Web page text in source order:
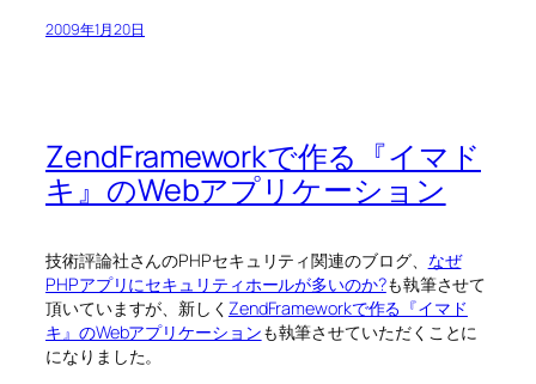
2009年1月20日
ZendFrameworkで作る『イマド
キ』のWebアプリケーション
技術評論社さんのPHPセキュリティ関連のブログ、 なぜ
PHPアプリにセキュリティホールが多いのか?も執筆させて
頂いていますが、新しく ZendFrameworkで作る『イマド
キ』のWebアプリケーションも執筆させていただくことに
になりました。